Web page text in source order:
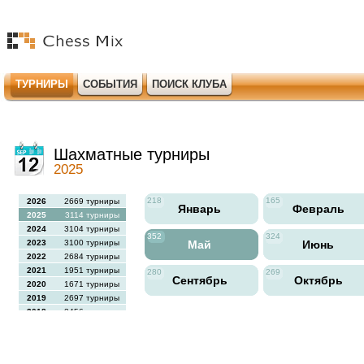
ТУРНИРЫ СОБЫТИЯ ПОИСК КЛУБА
Шахматные турниры
2025
2026
2669 турниры
2025
3114 турниры
2024
3104 турниры
2023
3100 турниры
2022
2684 турниры
2021
1951 турниры
2020
1671 турниры
2019
2697 турниры
2018
2456 турниры
218
Январь
165
Февраль
352
Май
324
Июнь
280
Сентябрь
269
Октябрь